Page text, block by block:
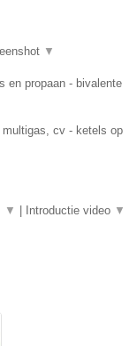
▼
en propaan - bivalente
multigas, cv - ketels op
▼ Introductie video ▼